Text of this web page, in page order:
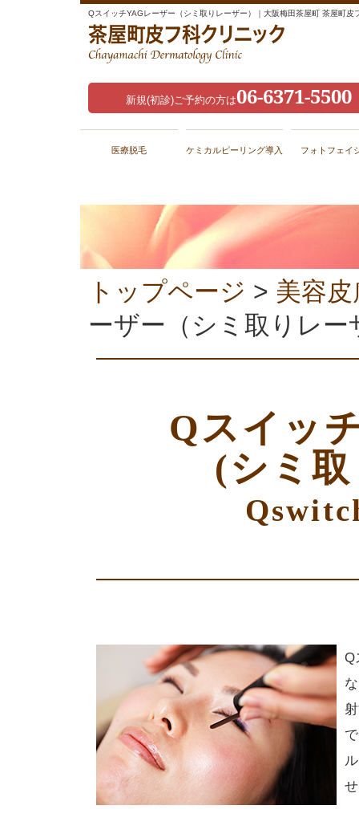
QスイッチYAGレーザー（シミ取りレーザー）｜大阪梅田茶屋町 茶屋町皮
新規(初診)ご予約の方は06-6371-5500
医療脱毛 ケミカルピーリング導入 フォトフェイ
トップページ > 美容
ーザー（シミ取りレー
Qスイッ
(シミ
Q